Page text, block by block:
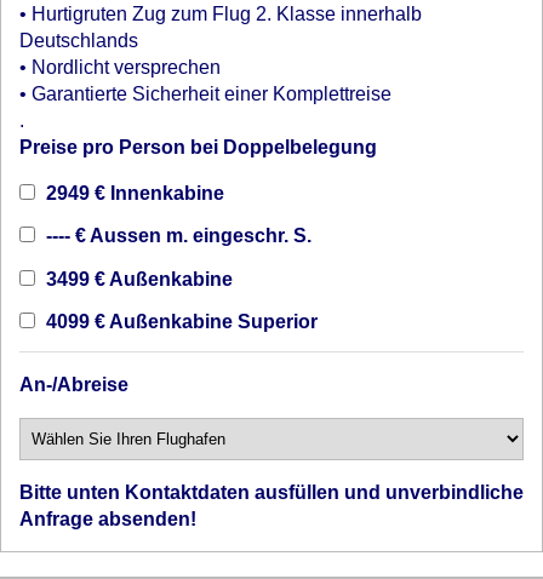
• Hurtigruten Zug zum Flug 2. Klasse innerhalb
Deutschlands
• Nordlicht versprechen
• Garantierte Sicherheit einer Komplettreise
.
Preise pro Person bei Doppelbelegung
2949 € Innenkabine
---- € Aussen m. eingeschr. S.
3499 € Außenkabine
4099 € Außenkabine Superior
An-/Abreise
Bitte unten Kontaktdaten ausfüllen und unverbindliche
Anfrage absenden!